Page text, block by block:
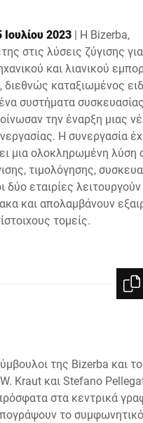
2023 | Η Bizerba,
στις λύσεις ζύγισης
και λιανικού
διεθνώς καταξιωμένος
συστήματα συσκευασίας
την έναρξη μιας
Η συνεργασία
μια ολοκληρωμένη λύση
τιμολόγησης,
δύο εταιρίες
και απολαμβάνουν
τομείς.
της Bizerba και
Kraut και Stefano
στα κεντρικά
το συμφωνητικό